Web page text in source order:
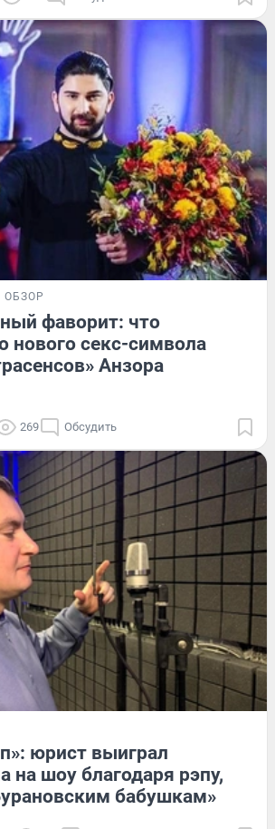
ОБЗОР
фаворит: что
нового секс-символа
Анзора
269 Обсудить
юрист выиграл
на шоу благодаря рэпу,
бабушкам»